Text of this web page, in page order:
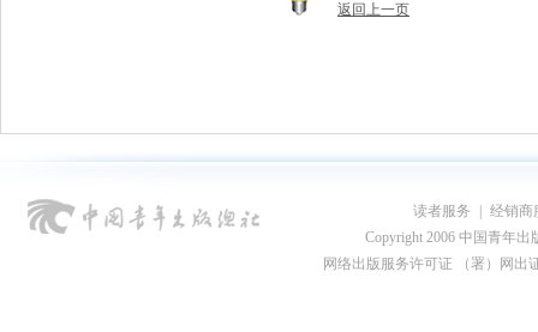
返回上一页
读者服务
经销商
Copyright 2006 中国青年出
网络出版服务许可证 （署）网出